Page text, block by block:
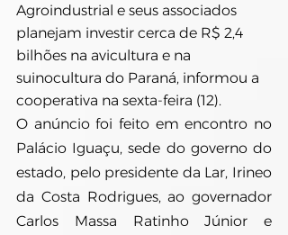
Agroindustrial e seus associados
planejam investir cerca de R$ 2,4
bilhões na avicultura e na
suinocultura do Paraná, informou a
cooperativa na sexta-feira (12).
O anúncio foi feito em encontro no
Palácio Iguaçu, sede do governo do
estado, pelo presidente da Lar, Irineo
da Costa Rodrigues, ao governador
Carlos Massa Ratinho Júnior e